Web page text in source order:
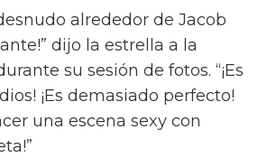
alrededor de Jacob
dijo la estrella a la
su sesión de fotos. “¡Es
¡Es demasiado perfecto!
una escena sexy con